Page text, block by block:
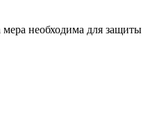
необходима для защиты